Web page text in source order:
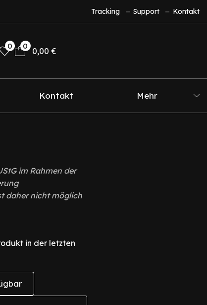
Tracking Support Kontakt
0 0
0,00 €
Kontakt Mehr
im Rahmen der
daher nicht möglich
in der letzten